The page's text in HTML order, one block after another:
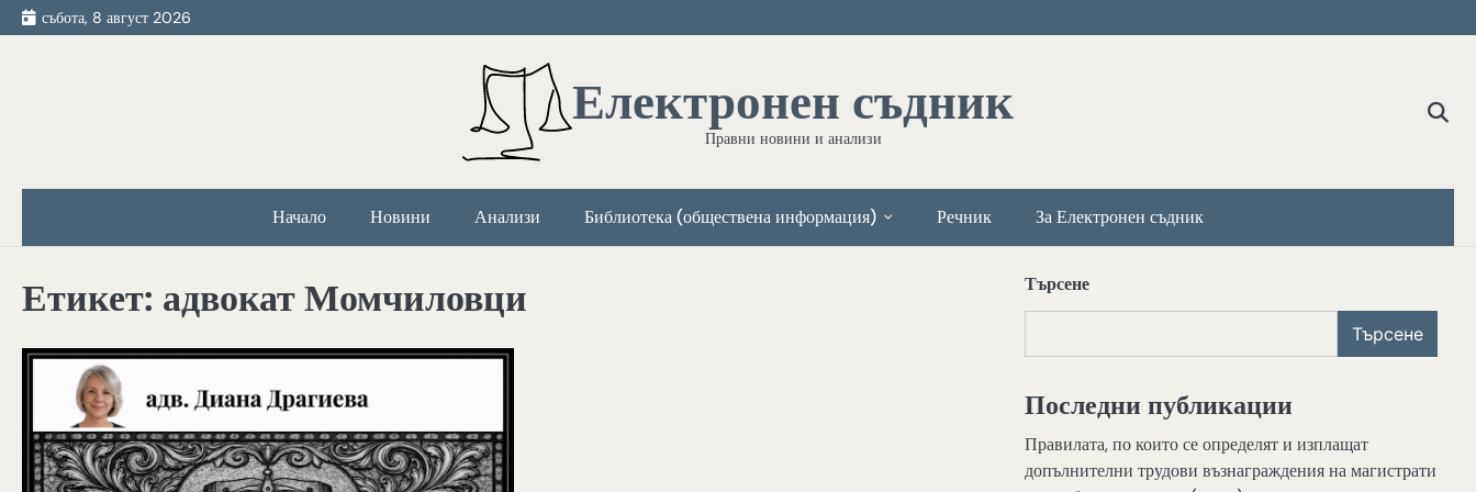
Skip
to
събота, 8 август 2026
Електронен съдник
Правни новини и анализи
Начало Новини Анализи Библиотека (обществена информация) Речник За Електронен съдник
Етикет: адвокат Момчиловци Търсене
Търсене
Последни публикации
Правилата, по които се определят и изплащат
допълнителни трудови възнаграждения на магистрати